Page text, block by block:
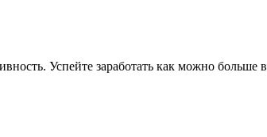
Успейте заработать как можно больше